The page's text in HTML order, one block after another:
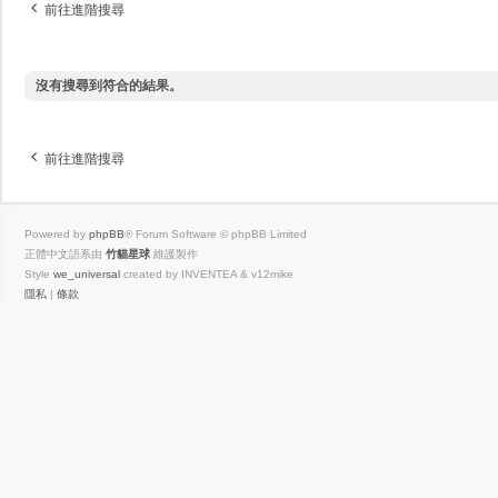
前往進階搜尋
沒有搜尋到符合的結果。
前往進階搜尋
Powered by phpBB® Forum Software © phpBB Limited
正體中文語系由 竹貓星球 維護製作
Style we_universal created by INVENTEA & v12mike
隱私 | 條款